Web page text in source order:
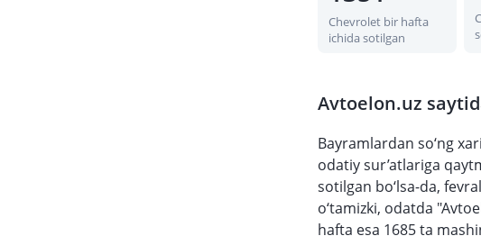
Chevrolet bir hafta
ichida sotilgan
Avtoelon.uz
Bayramlardan so‘ng
odatiy sur’atlariga
sotilgan bo‘lsa-da,
o‘tamizki, odatda
hafta esa 1685 ta